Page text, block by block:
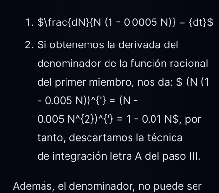
$\frac{dN}{N (1 - 0.0005 N)} = {dt}$
Si obtenemos la derivada del
denominador de la función racional
del primer miembro, nos da: $ (N (1
- 0.005 N))^{'} = (N -
0.005 N^{2})^{'} = 1 - 0.01 N$, por
tanto, descartamos la técnica
de integración letra A del paso III.
Además, el denominador, no puede ser